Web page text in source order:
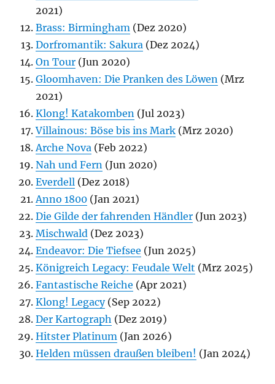
2021)
Brass: Birmingham (Dez 2020)
Dorfromantik: Sakura (Dez 2024)
On Tour (Jun 2020)
Gloomhaven: Die Pranken des Löwen (Mrz
2021)
Klong! Katakomben (Jul 2023)
Villainous: Böse bis ins Mark (Mrz 2020)
Arche Nova (Feb 2022)
Nah und Fern (Jun 2020)
Everdell (Dez 2018)
Anno 1800 (Jan 2021)
Die Gilde der fahrenden Händler (Jun 2023)
Mischwald (Dez 2023)
Endeavor: Die Tiefsee (Jun 2025)
Königreich Legacy: Feudale Welt (Mrz 2025)
Fantastische Reiche (Apr 2021)
Klong! Legacy(Sep 2022)
Der Kartograph (Dez 2019)
Hitster Platinum (Jan 2026)
Helden müssen draußen bleiben! (Jan 2024)